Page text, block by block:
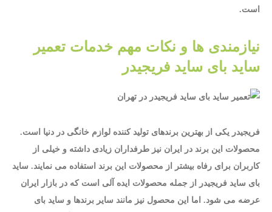
است.
نیازمندی ها و نکات مهم خدمات تعمیر
ساید بای ساید فریجیدر
فریجیدر یکی از بهترین برندهای تولید کننده لوازم خانگی در دنیا است.
محصولات این برند در ایران نیز طرفداران زیادی داشته و خیلی از
کاربران برای رفاه بیشتر از محصولات این برند استفاده می نمایند. ساید
بای ساید فریجیدر از جمله محصولات ایده آلی است که در بازار ایران
عرضه می شود. اما این محصول نیز مانند سایر برندها و ساید بای